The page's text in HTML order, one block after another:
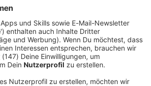
setze man sehr auf die geplante